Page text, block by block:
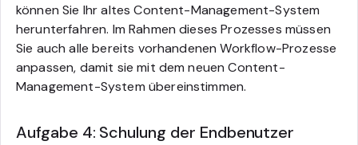
können Sie Ihr altes Content-Management-System
herunterfahren. Im Rahmen dieses Prozesses müssen
Sie auch alle bereits vorhandenen Workflow-Prozesse
anpassen, damit sie mit dem neuen Content-
Management-System übereinstimmen.
Aufgabe 4: Schulung der Endbenutzer